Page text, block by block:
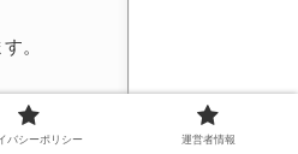
。
ございます。
バシーポリシー 運営者情報